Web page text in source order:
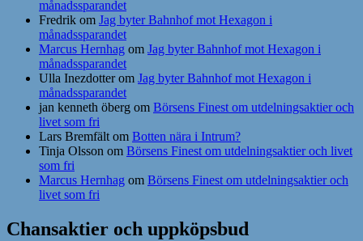
månadssparandet
Fredrik om Jag byter Bahnhof mot Hexagon i
månadssparandet
Marcus Hernhag om Jag byter Bahnhof mot Hexagon i
månadssparandet
Ulla Inezdotterom Jag byter Bahnhof mot Hexagon i
månadssparandet
jan kenneth öberg om Börsens Finest om utdelningsaktier och
livet som fri
Lars Bremfältom Botten nära i Intrum?
Tinja Olsson om Börsens Finest om utdelningsaktier och livet
som fri
Marcus Hernhag om Börsens Finest om utdelningsaktier och
livet som fri
Chansaktier och uppköpsbud